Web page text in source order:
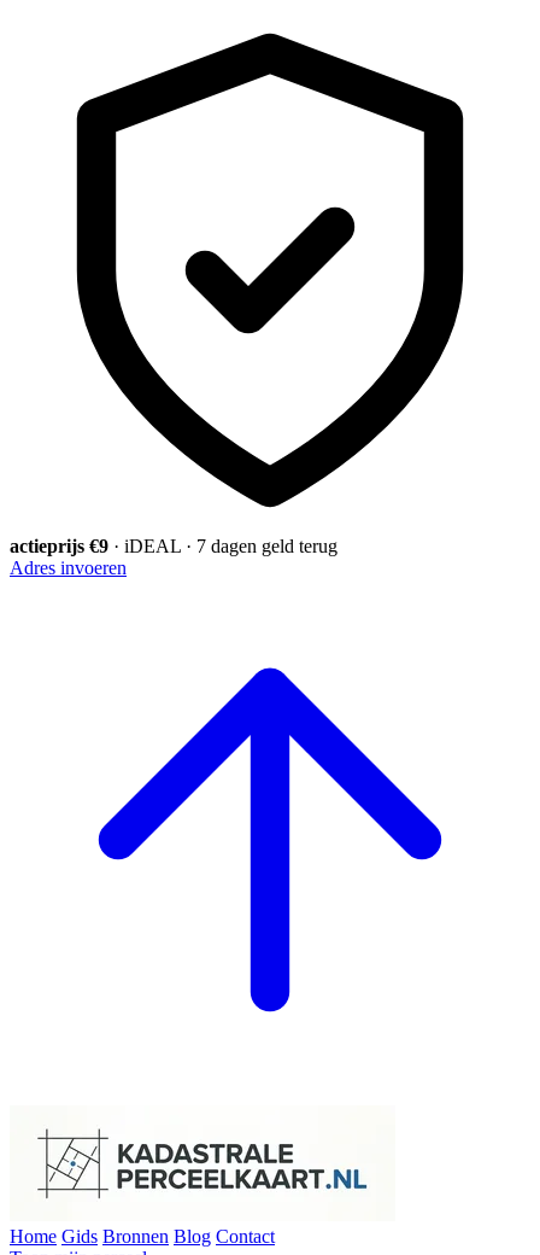
actieprijs €9 · iDEAL · 7 dagen geld terug
Adres invoeren
Home Gids Bronnen Blog Contact